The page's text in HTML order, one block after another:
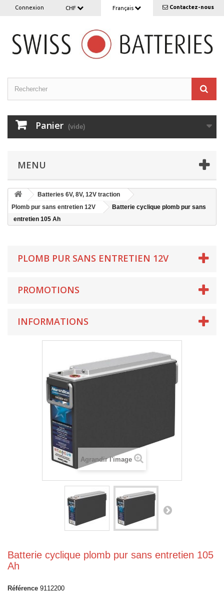
Contactez-nous
Français
CHF
Connexion
Panier (vide)
MENU
Batteries 6V, 8V, 12V traction
Plomb pur sans entretien 12V
Batterie cyclique plomb pur sans
entretien 105 Ah
PLOMB PUR SANS ENTRETIEN 12V
PROMOTIONS
INFORMATIONS
Agrandir l'image
Batterie cyclique plomb pur sans entretien 105
Ah
Référence 9112200